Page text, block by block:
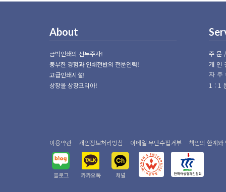
About
금박인쇄의 선두주자!
풍부한 경험과 인쇄전반의 전문인력!
고급인쇄시설!
상장몰 상장코리아!
주
개인
자
1:1
이용약관 개인정보처리방침 이메일 무단수집거부 책임의 한계와
블로그 카카오톡 채널